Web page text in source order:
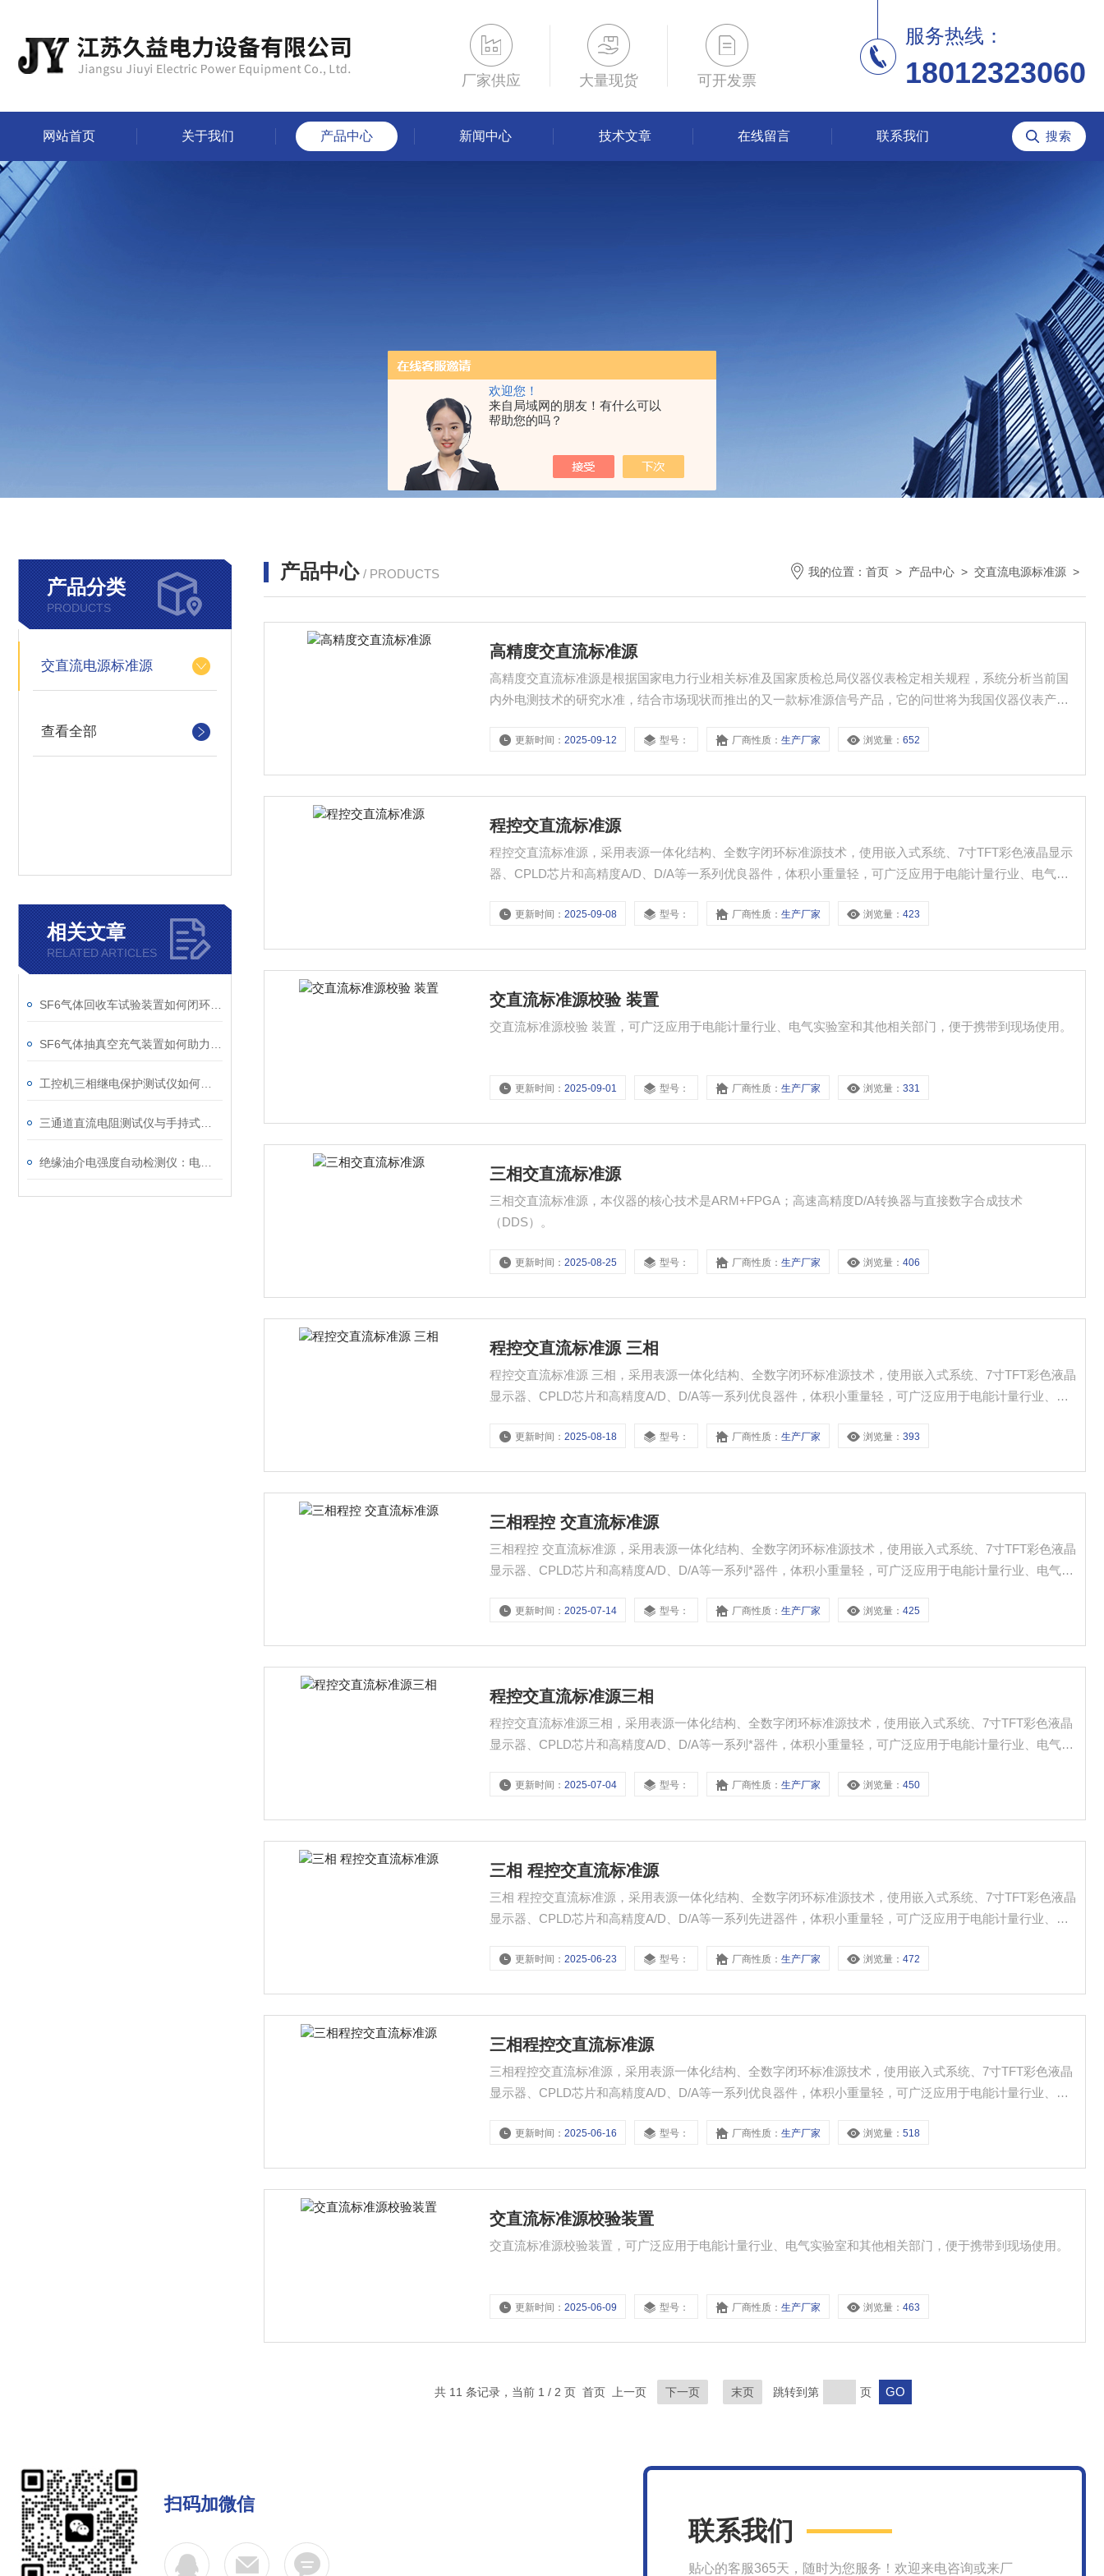
欢迎您！
来自局域网的朋友！有什么可以
帮助您的吗？
厂家供应 大量现货 可开发票
服务热线：
18012323060
网站首页 关于我们 产品中心 新闻中心 技术文章 在线留言 联系我们
产品分类
PRODUCTS
交直流电源标准源
查看全部
相关文章
RELATED ARTICLES
产品中心 / PRODUCTS 我的位置： 首页 > 产品中心 > 交直流电源标准源 >
高精度交直流标准源
高精度交直流标准源是根据国家电力行业相关标准及国家质检总局仪器仪表检定相关规程，系统分析当前国
内外电测技术的研究水准，结合市场现状而推出的又一款标准源信号产品，它的问世将为我国仪器仪表产品
更新时间：2025-09-12 型号： 厂商性质：生产厂家 浏览量：652
程控交直流标准源
程控交直流标准源，采用表源一体化结构、全数字闭环标准源技术，使用嵌入式系统、7寸TFT彩色液晶显示
器、CPLD芯片和高精度A/D、D/A等一系列优良器件，体积小重量轻，可广泛应用于电能计量行业、电气实
更新时间：2025-09-08 型号： 厂商性质：生产厂家 浏览量：423
交直流标准源校验 装置
交直流标准源校验 装置，可广泛应用于电能计量行业、电气实验室和其他相关部门，便于携带到现场使用。
更新时间：2025-09-01 型号： 厂商性质：生产厂家 浏览量：331
三相交直流标准源
三相交直流标准源，本仪器的核心技术是ARM+FPGA；高速高精度D/A转换器与直接数字合成技术
（DDS）。
更新时间：2025-08-25 型号： 厂商性质：生产厂家 浏览量：406
程控交直流标准源 三相
程控交直流标准源 三相，采用表源一体化结构、全数字闭环标准源技术，使用嵌入式系统、7寸TFT彩色液晶
显示器、CPLD芯片和高精度A/D、D/A等一系列优良器件，体积小重量轻，可广泛应用于电能计量行业、电
更新时间：2025-08-18 型号： 厂商性质：生产厂家 浏览量：393
三相程控 交直流标准源
三相程控 交直流标准源，采用表源一体化结构、全数字闭环标准源技术，使用嵌入式系统、7寸TFT彩色液晶
显示器、CPLD芯片和高精度A/D、D/A等一系列*器件，体积小重量轻，可广泛应用于电能计量行业、电气实
更新时间：2025-07-14 型号： 厂商性质：生产厂家 浏览量：425
程控交直流标准源三相
程控交直流标准源三相，采用表源一体化结构、全数字闭环标准源技术，使用嵌入式系统、7寸TFT彩色液晶
显示器、CPLD芯片和高精度A/D、D/A等一系列*器件，体积小重量轻，可广泛应用于电能计量行业、电气实
更新时间：2025-07-04 型号： 厂商性质：生产厂家 浏览量：450
三相 程控交直流标准源
三相 程控交直流标准源，采用表源一体化结构、全数字闭环标准源技术，使用嵌入式系统、7寸TFT彩色液晶
显示器、CPLD芯片和高精度A/D、D/A等一系列先进器件，体积小重量轻，可广泛应用于电能计量行业、电
更新时间：2025-06-23 型号： 厂商性质：生产厂家 浏览量：472
三相程控交直流标准源
三相程控交直流标准源，采用表源一体化结构、全数字闭环标准源技术，使用嵌入式系统、7寸TFT彩色液晶
显示器、CPLD芯片和高精度A/D、D/A等一系列优良器件，体积小重量轻，可广泛应用于电能计量行业、电
更新时间：2025-06-16 型号： 厂商性质：生产厂家 浏览量：518
交直流标准源校验装置
交直流标准源校验装置，可广泛应用于电能计量行业、电气实验室和其他相关部门，便于携带到现场使用。
更新时间：2025-06-09 型号： 厂商性质：生产厂家 浏览量：463
共 11 条记录，当前 1 / 2 页 首页 上一页 下一页 末页 跳转到第 页
扫码加微信
联系我们
贴心的客服365天，随时为您服务！欢迎来电咨询或来厂